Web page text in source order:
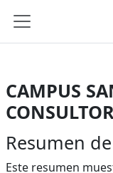
Panel lateral
CAMPUS
Resumen
Este resumen